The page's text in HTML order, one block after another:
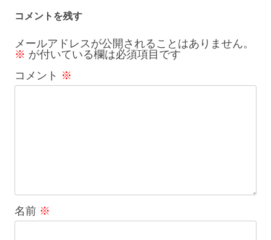
シ
ン
コメントを残す
メールアドレスが公開されることはありません。
※ が付いている欄は必須項目です
コメント ※
名前 ※